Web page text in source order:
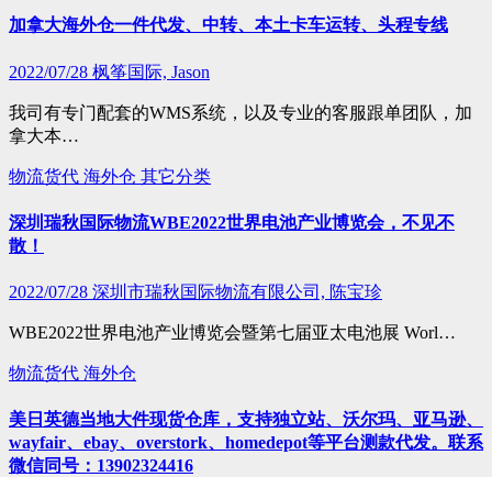
加拿大海外仓一件代发、中转、本土卡车运转、头程专线
2022/07/28 枫筝国际, Jason
我司有专门配套的WMS系统，以及专业的客服跟单团队，加
拿大本…
物流货代 海外仓 其它分类
深圳瑞秋国际物流WBE2022世界电池产业博览会，不见不
散！
2022/07/28 深圳市瑞秋国际物流有限公司, 陈宝珍
WBE2022世界电池产业博览会暨第七届亚太电池展 Worl…
物流货代 海外仓
美日英德当地大件现货仓库，支持独立站、沃尔玛、亚马逊、
wayfair、ebay、overstork、homedepot等平台测款代发。联系
微信同号：13902324416